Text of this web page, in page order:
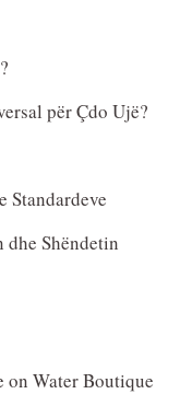
për Çdo Ujë?
Standardeve
Shëndetin
onWater Boutique